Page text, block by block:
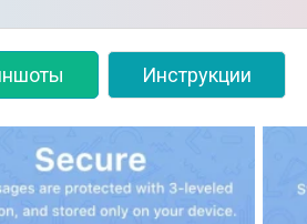
Инструкции